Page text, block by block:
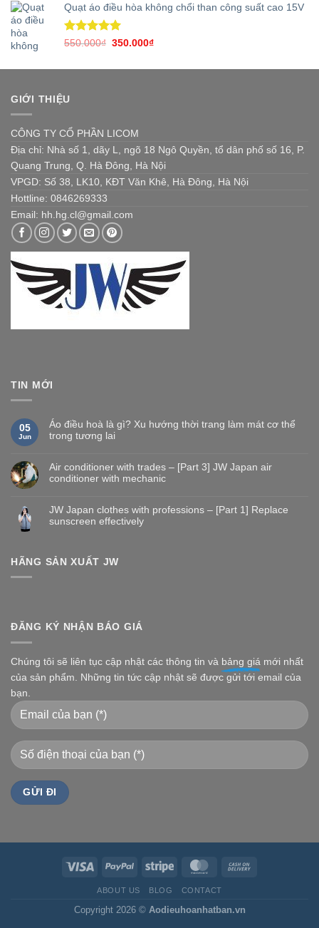
was:
1.200.000₫.
is:
Quạt áo điều hòa không chổi than công suất cao 15V
Rated5.00
550.000₫ Original
was:
350.000₫Current
is:
GIỚI THIỆU
CÔNG TY CỔ PHẦN LICOM
Địa chỉ: Nhà số 1, dãy L, ngõ 18 Ngô Quyền, tổ dân phố số 16, P.
Quang Trung, Q. Hà Đông, Hà Nội
VPGD: Số 38, LK10, KĐT Văn Khê, Hà Đông, Hà Nội
Hottline: 0846269333
Email: hh.hg.cl@gmail.com
TIN MỚI
05
Jun
Áo điều hoà là gì? Xu hướng thời trang làm mát cơ thể
trong tương lai
Air conditioner with trades – [Part 3] JW Japan air
conditioner with mechanic
JW Japan clothes with professions – [Part 1] Replace
sunscreen effectively
HÃNG SẢN XUẤT JW
ĐĂNG KÝ NHẬN BÁO GIÁ
Chúng tôi sẽ liên tục cập nhật các thông tin và bảng giá mới nhất
của sản phẩm. Những tin tức cập nhật sẽ được gửi tới email của
bạn.
ABOUT US BLOG CONTACT
Copyright 2026 © Aodieuhoanhatban.vn